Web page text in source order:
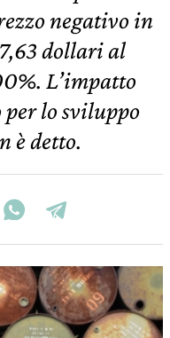
negativo in
dollari al
L’impatto
per lo sviluppo
è detto.